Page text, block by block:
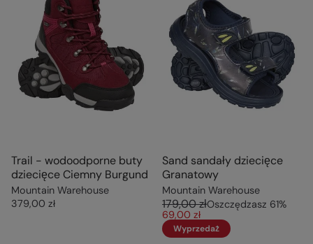
Trail - wodoodporne buty
dziecięce Ciemny Burgund
Mountain Warehouse
379,00 zł
Sand sandały dziecięce
Granatowy
Mountain Warehouse
179,00 złOszczędzasz 61%
69,00 zł
Wyprzedaż